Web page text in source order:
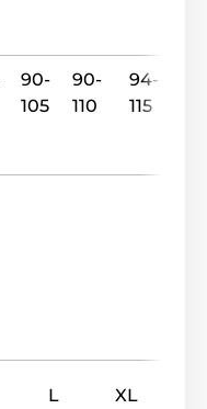
90-
105
90-
110
94-
115
L XL